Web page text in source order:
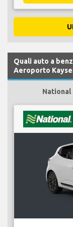
Quali auto a
Aeroporto
National